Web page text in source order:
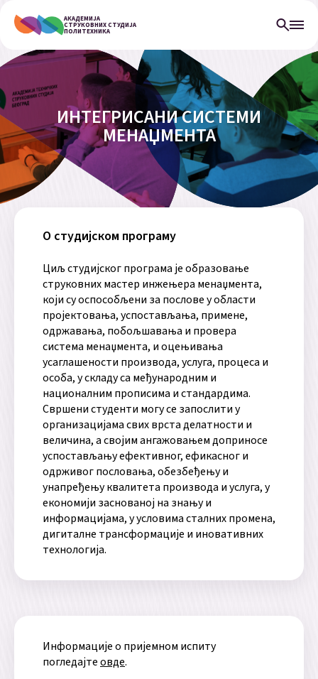
АКАДЕМИЈА
СТРУКОВНИХ СТУДИЈА
ПОЛИТЕХНИКА
ИНТЕГРИСАНИ СИСТЕМИ
МЕНАЏМЕНТА
О студијском програму
Циљ студијског програма је образовање
струковних мастер инжењера менаџмента,
који су оспособљени за послове у области
пројектовања, успостављања, примене,
одржавања, побољшавања и провера
система менаџмента, и оцењивања
усаглашености производа, услуга, процеса и
особа, у складу са међународним и
националним прописима и стандардима.
Свршени студенти могу се запослити у
организацијама свих врста делатности и
величина, а својим ангажовањем доприносе
успостављању ефективног, ефикасног и
одрживог пословања, обезбеђењу и
унапређењу квалитета производа и услуга, у
економији заснованој на знању и
информацијама, у условима сталних промена,
дигиталне трансформације и иновативних
технологија.
Информације о пријемном испиту
погледајтеовде.